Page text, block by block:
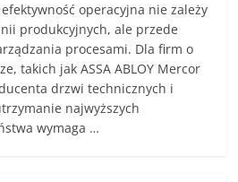
operacyjna nie zależy
produkcyjnych, ale przede
procesami. Dla firm o
takich jak ASSA ABLOY Mercor
drzwi technicznych i
najwyższych
wymaga …